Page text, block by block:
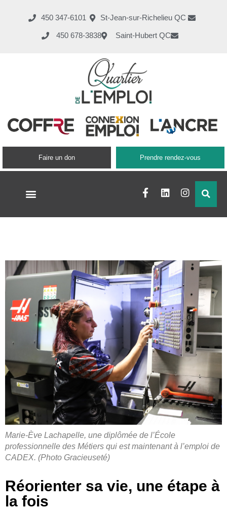
450 347-6101 St-Jean-sur-Richelieu QC
450 678-3838 Saint-Hubert QC
Faire un don Prendre rendez-vous
Marie-Ève Lachapelle, une diplômée de l’École
professionnelle des Métiers qui est maintenant à l’emploi de
CADEX. (Photo Gracieuseté)
Réorienter sa vie, une étape à
la fois